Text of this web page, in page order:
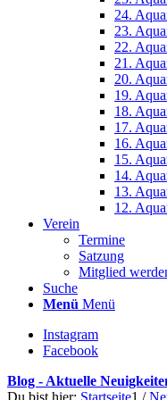
24.
23.
22.
21.
20.
19.
18.
17.
16.
15.
14.
13.
12.
Verein
Termine
Satzung
Mitglied
Suche
Menü Menü
Instagram
Facebook
Blog - Aktuelle
Du bist hier: Startseite1 /